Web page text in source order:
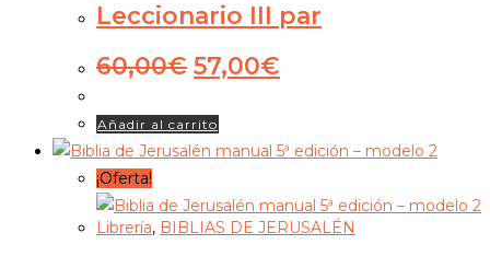
Leccionario III par
60,00€ El
precio
original
era:
60,00€.
57,00€
precio
es:
57,00€.
Añadir al carrito
¡Oferta!
Librería, BIBLIAS DE JERUSALÉN